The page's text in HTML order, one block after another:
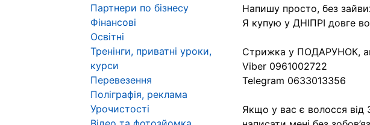
Напишу просто, без
Я купую у ДНІПРІ довге
Стрижка у ПОДАРУНОК,
Viber 0961002722
Telegram 0633013356
Якщо у вас є волосся
Партнери по бізнесу
Фінансові
Освітні
Тренінги, приватні уроки,
курси
Перевезення
Поліграфія, реклама
Урочистості